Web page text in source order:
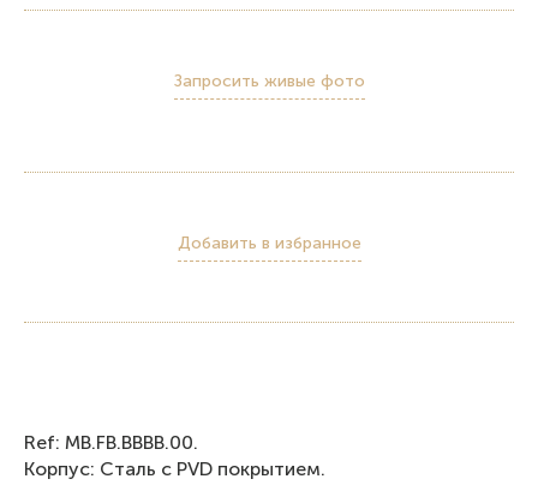
Запросить живые фото
Добавить в избранное
Ref: MB.FB.BBBB.00.
Корпус: Cталь с PVD покрытием.